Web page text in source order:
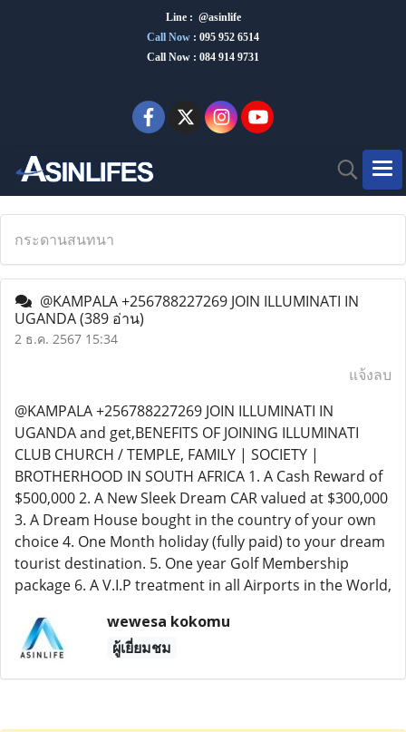
Line : @asinlife
Call Now : 095 952 6514
Call Now : 084 914 9731
กระดานสนทนา
@KAMPALA +256788227269 JOIN ILLUMINATI IN
UGANDA(389 อ่าน)
2 ธ.ค. 2567 15:34
แจ้งลบ
@KAMPALA +256788227269 JOIN ILLUMINATI IN
UGANDA and get,BENEFITS OF JOINING ILLUMINATI
CLUB CHURCH / TEMPLE, FAMILY | SOCIETY |
BROTHERHOOD IN SOUTH AFRICA 1. A Cash Reward of
$500,000 2. A New Sleek Dream CAR valued at $300,000
3. A Dream House bought in the country of your own
choice 4. One Month holiday (fully paid) to your dream
tourist destination. 5. One year Golf Membership
package 6. A V.I.P treatment in all Airports in the World,
wewesa kokomu
ผู้เยี่ยมชม